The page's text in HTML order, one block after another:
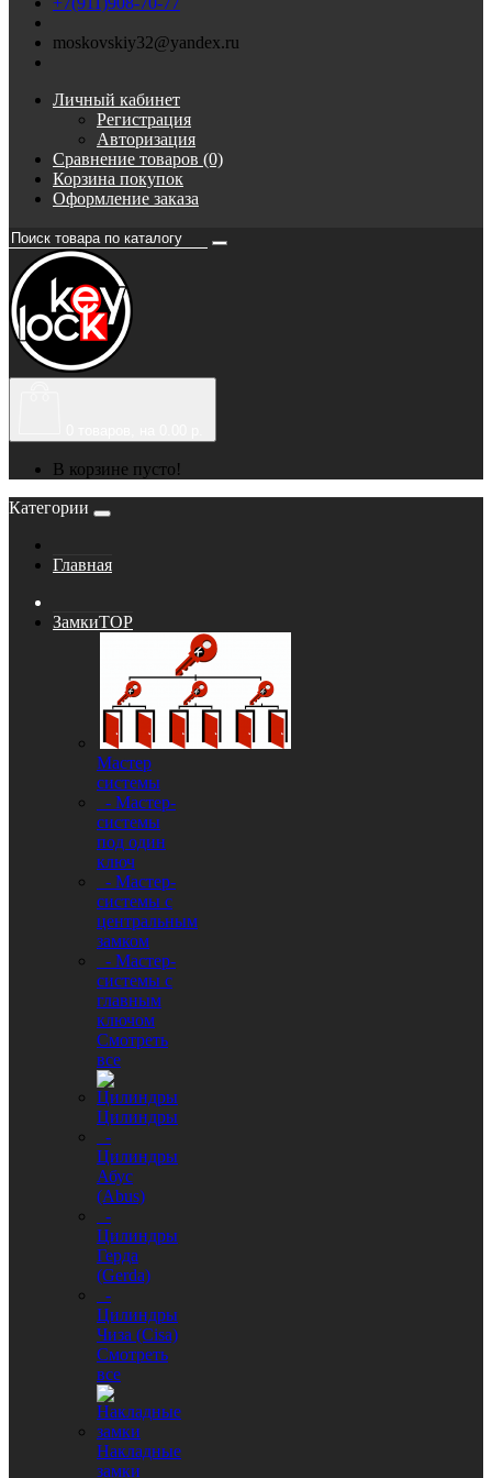
moskovskiy32@yandex.ru
Личный кабинет
Регистрация
Авторизация
Сравнение товаров (0)
Корзина покупок
Оформление заказа
В корзине пусто!
Категории
Главная
ЗамкиTOP
Мастер
системы
- Мастер-
системы
под один
ключ
- Мастер-
системы с
центральным
замком
- Мастер-
системы с
главным
ключом
Смотреть
все
Цилиндры
-
Цилиндры
Абус
(Abus)
-
Цилиндры
Герда
(Gerda)
-
Цилиндры
Чиза (Cisa)
Смотреть
все
Накладные
замки